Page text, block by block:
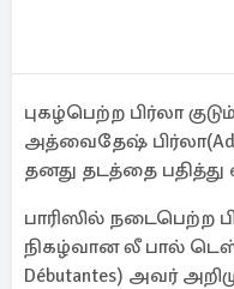
புகழ்பெற்ற பிர்லா
அத்வைதேஷ்
தனது தடத்தை பதித்து
பாரிஸில் நடைபெற்ற
நிகழ்வான லீ பால் டெஸ்
Débutantes) அவர்